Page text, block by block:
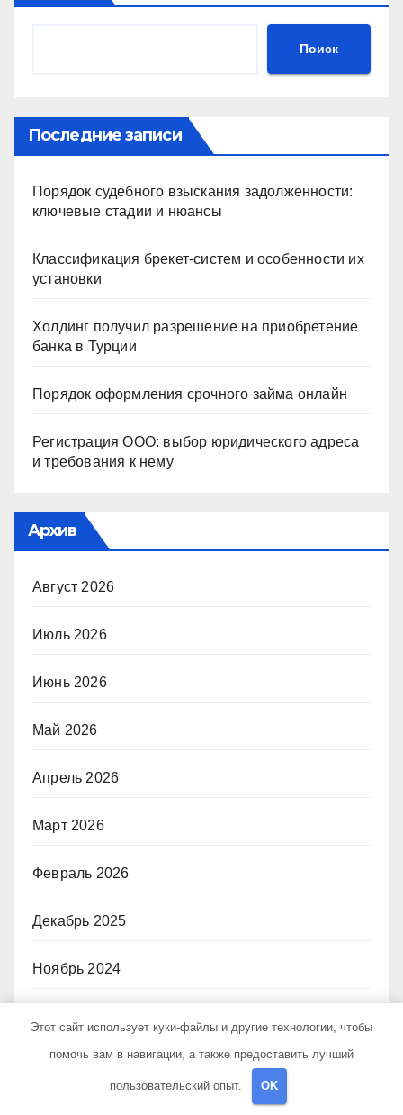
Поиск
Последние записи
Порядок судебного взыскания задолженности:
ключевые стадии и нюансы
Классификация брекет-систем и особенности их
установки
Холдинг получил разрешение на приобретение
банка в Турции
Порядок оформления срочного займа онлайн
Регистрация ООО: выбор юридического адреса
и требования к нему
Архив
Август 2026
Июль 2026
Июнь 2026
Май 2026
Апрель 2026
Март 2026
Февраль 2026
Декабрь 2025
Ноябрь 2024
Этот сайт использует куки-файлы и другие технологии, чтобы
помочь вам в навигации, а также предоставить лучший
пользовательский опыт. OK